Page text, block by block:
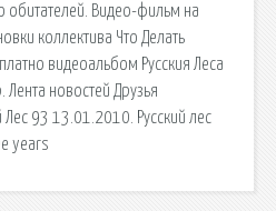
обитателей. Видео-фильм на
коллектива Что Делать
видеоальбом Русския Леса
новостей Друзья
93 13.01.2010. Русский лес
years